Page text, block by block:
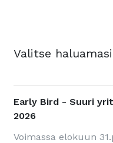
Valitse
Early Bird - Suuri
2026
Voimassa elokuun